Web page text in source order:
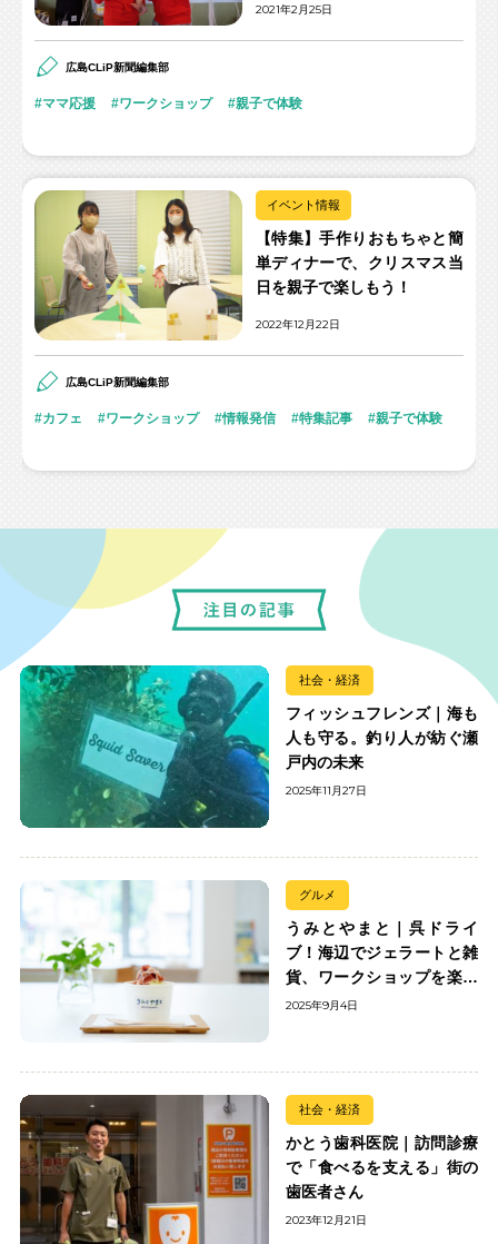
2021年2月25日
広島CLiP新聞編集部
ママ応援 ワークショップ 親子で体験
イベント情報
【特集】手作りおもちゃと簡
単ディナーで、クリスマス当
日を親子で楽しもう！
2022年12月22日
広島CLiP新聞編集部
カフェ ワークショップ 情報発信 特集記事 親子で体験
社会・経済
フィッシュフレンズ｜海も
人も守る。釣り人が紡ぐ瀬
戸内の未来
2025年11月27日
グルメ
うみとやまと｜呉ドライ
ブ！海辺でジェラートと雑
貨、ワークショップを楽し
む
2025年9月4日
社会・経済
かとう歯科医院｜訪問診療
で「食べるを支える」街の
歯医者さん
2023年12月21日